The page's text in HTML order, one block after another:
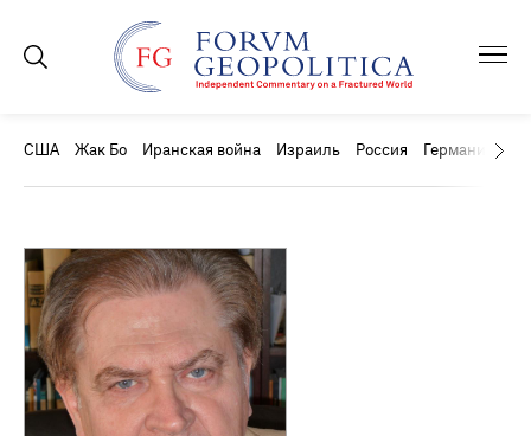
США Жак Бо Иранская война Израиль Россия Германия